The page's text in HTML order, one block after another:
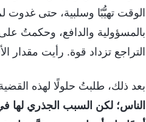
الوقت تهيُّبًا وسلبية، حتى
بالمسؤولية والدافع، وحكمتُ
التراجع تزداد قوة. رأيت مقدار
بعد ذلك، طلبتُ حلولًا لهذه
الناس؛ لكن السبب الجذري لها